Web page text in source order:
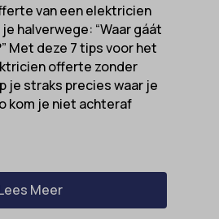
van een elektricien
halverwege: “Waar gáát
Met deze 7 tips voor het
offerte zonder
je straks precies waar je
kom je niet achteraf
Meer